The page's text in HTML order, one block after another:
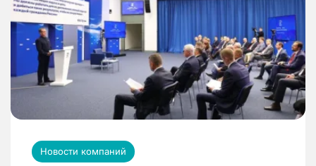
Новости компаний